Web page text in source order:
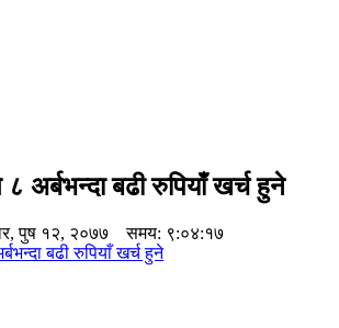
८ अर्बभन्दा बढी रुपियाँ खर्च हुने
पुष १२, २०७७ समय: ९:०४:१७